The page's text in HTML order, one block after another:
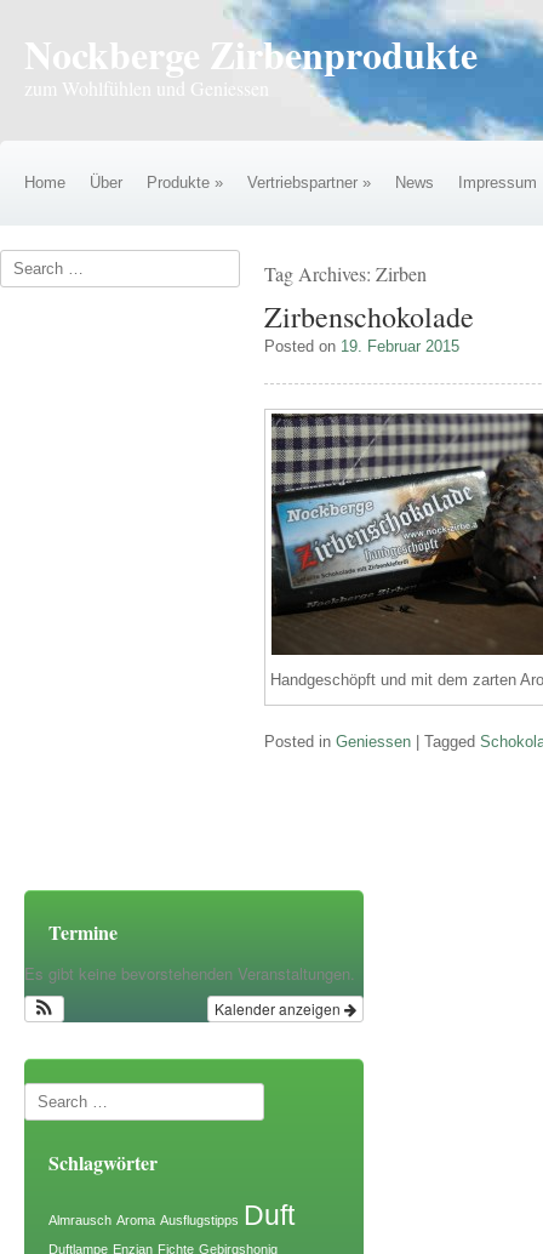
Nockberge Zirbenprodukte
zum Wohlfühlen und Geniessen
Home Über Produkte » Vertriebspartner » News Impressum
Tag Archives: Zirben
Zirbenschokolade
Posted on 19. Februar 2015
Handgeschöpft und mit dem zarten
Posted in Geniessen | Tagged
Termine
Es gibt keine bevorstehenden Veranstaltungen.
Kalender anzeigen
Search
Schlagwörter
Almrausch Aroma Ausflugstipps Duft
Duftlampe Enzian Fichte Gebirgshonig